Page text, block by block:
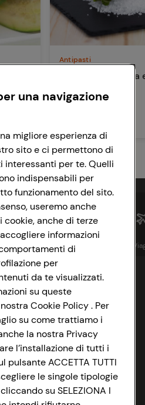
Antipasti
Involtini di lattuga
piemontese
Sapori& Istituzionale
una navigazione
migliore esperienza di
sito e ci permettono di
interessanti per te. Quelli
indispensabili per
funzionamento del sito.
useremo anche
anche di terze
informazioni
di
per
da te visualizzati.
su queste
Cookie Policy . Per
su come trattiamo i
la nostra Privacy
l’installazione di tutti i
pulsante ACCETTA TUTTI
le singole tipologie
su SELEZIONA I